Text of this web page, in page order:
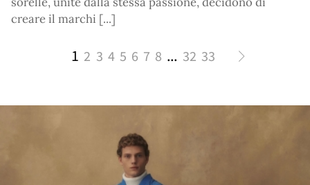
creare il marchi [...]
1 2 3 4 5 6 7 8 ... 32 33